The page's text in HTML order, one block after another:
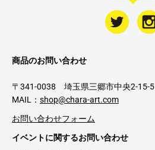
商品のお問い合わせ
〒341-0038 埼玉県三郷市中央2-15-5
MAIL： shop@chara-art.com
お問い合わせフォーム
イベントに関するお問い合わせ